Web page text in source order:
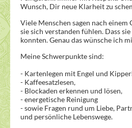
Wunsch, Dir neue Klarheit zu
Viele Menschen sagen nach einem
sie sich verstanden fühlen. Dass
konnten. Genau das wünsche ich
Meine Schwerpunkte sind:
- Kartenlegen mit Engel und
- Kaffeesatzlesen,
- Blockaden erkennen und lösen,
- energetische Reinigung
- sowie Fragen rund um Liebe,
und persönliche Lebenswege.